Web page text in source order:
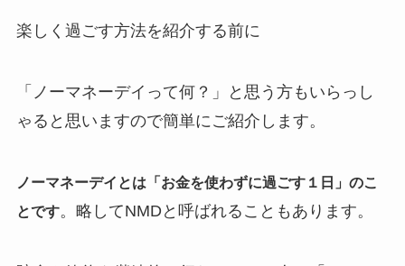
楽しく過ごす方法を紹介する前に
「ノーマネーデイって何？」と思う方もいらっし
ゃると思いますので簡単にご紹介します。
ノーマネーデイとは「お金を使わずに過ごす１日」のこ
とです。略してNMDと呼ばれることもあります。